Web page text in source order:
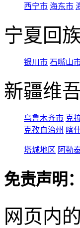
西宁市 海东市
宁夏回
银川市 石嘴山
新疆维
乌鲁木齐市 克
克孜自治州 喀
塔城地区 阿勒
免责声明：
网页内